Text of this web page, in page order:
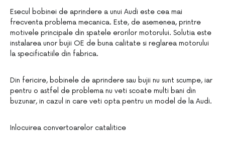
Esecul bobinei de aprindere a unui Audi este cea mai
frecventa problema mecanica. Este, de asemenea, printre
motivele principale din spatele erorilor motorului. Solutia este
instalarea unor bujii OE de buna calitate si reglarea motorului
la specificatiile din fabrica.
Din fericire, bobinele de aprindere sau bujii nu sunt scumpe, iar
pentru o astfel de problema nu veti scoate multi bani din
buzunar, in cazul in care veti opta pentru un model de la Audi.
Inlocuirea convertoarelor catalitice